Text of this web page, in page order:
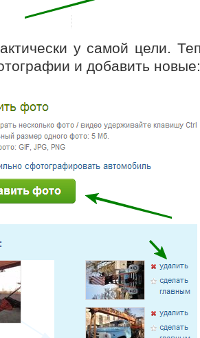
у самой цели.
и добавить новые: